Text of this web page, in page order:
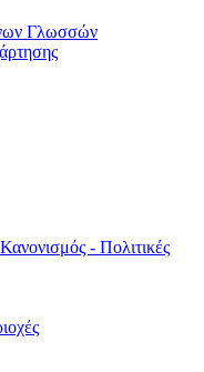
Γλωσσών
- Πολιτικές